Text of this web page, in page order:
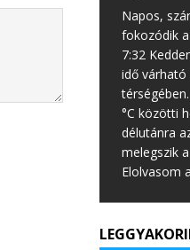
Napos,
fokozódik
7:32
idő
°C közötti
délutánra
melegszik
Elolvasom